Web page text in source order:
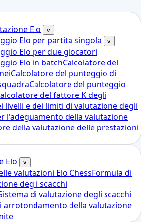
Elo v
Elo per partita singola v
Elo per due giocatori
Elo in batchCalcolatore del
Calcolatore del punteggio di
Calcolatore del punteggio
del fattore K degli
livelli e dei limiti di valutazione degli
l'adeguamento della valutazione
della valutazione delle prestazioni
Elo v
valutazioni Elo ChessFormula di
degli scacchi
di valutazione degli scacchi
arrotondamento della valutazione